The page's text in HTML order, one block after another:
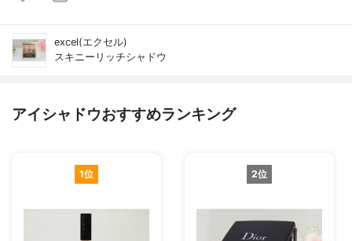
excel(エクセル)
スキニーリッチシャドウ
アイシャドウおすすめランキング
1位 2位